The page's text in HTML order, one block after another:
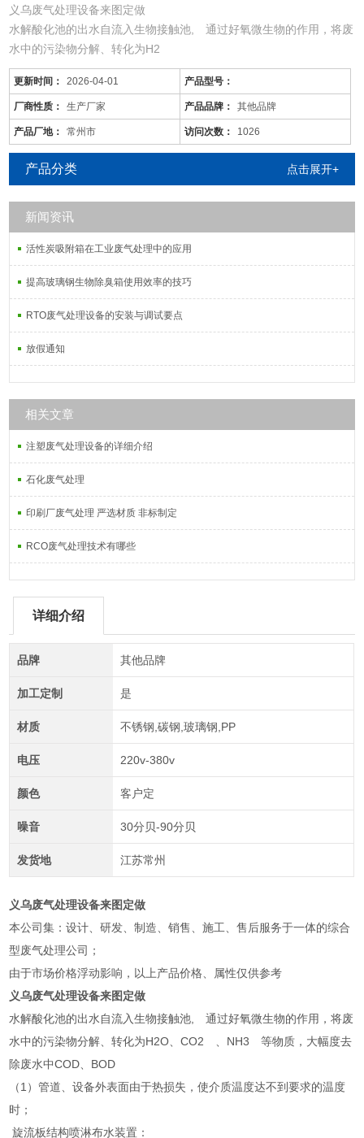
义乌废气处理设备来图定做
水解酸化池的出水自流入生物接触池, 通过好氧微生物的作用，将废
水中的污染物分解、转化为H2
更新时间： 2026-04-01 产品型号：
厂商性质： 生产厂家 产品品牌： 其他品牌
产品厂地： 常州市 访问次数： 1026
产品分类 点击展开+
新闻资讯
活性炭吸附箱在工业废气处理中的应用
提高玻璃钢生物除臭箱使用效率的技巧
RTO废气处理设备的安装与调试要点
放假通知
相关文章
注塑废气处理设备的详细介绍
石化废气处理
印刷厂废气处理 严选材质 非标制定
RCO废气处理技术有哪些
详细介绍
品牌 其他品牌
加工定制 是
材质 不锈钢,碳钢,玻璃钢,PP
电压 220v-380v
颜色 客户定
噪音 30分贝-90分贝
发货地 江苏常州
义乌废气处理设备来图定做
本公司集：设计、研发、制造、销售、施工、售后服务于一体的综合
型废气处理公司；
由于市场价格浮动影响，以上产品价格、属性仅供参考
义乌废气处理设备来图定做
水解酸化池的出水自流入生物接触池, 通过好氧微生物的作用，将废
水中的污染物分解、转化为H2O、CO2 、NH3 等物质，大幅度去
除废水中COD、BOD
（1）管道、设备外表面由于热损失，使介质温度达不到要求的温度
时；
旋流板结构喷淋布水装置：